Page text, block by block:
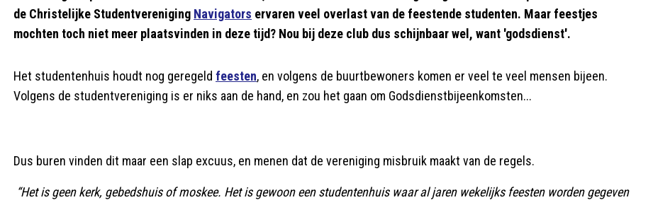
de Christelijke Studentvereniging Navigators ervaren veel overlast van de feestende studenten. Maar feestjes
mochten toch niet meer plaatsvinden in deze tijd? Nou bij deze club dus schijnbaar wel, want 'godsdienst'.
Het studentenhuis houdt nog geregeld feesten, en volgens de buurtbewoners komen er veel te veel mensen bijeen.
Volgens de studentvereniging is er niks aan de hand, en zou het gaan om Godsdienstbijeenkomsten...
Dus buren vinden dit maar een slap excuus, en menen dat de vereniging misbruik maakt van de regels.
“Het is geen kerk, gebedshuis of moskee. Het is gewoon een studentenhuis waar al jaren wekelijks feesten worden gegeven